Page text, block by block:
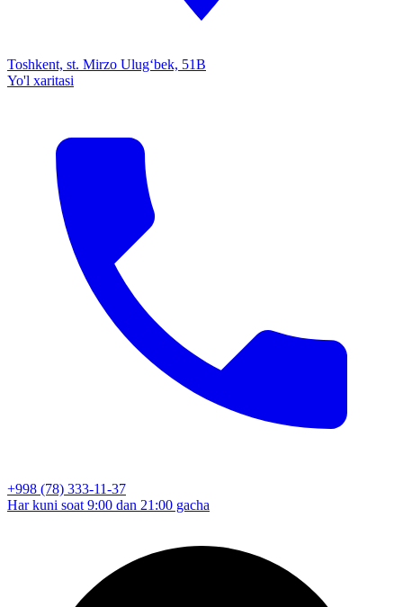
Toshkent, st. Mirzo Ulug‘bek, 51B
Yo'l xaritasi
+998 (78) 333-11-37
Har kuni soat 9:00 dan 21:00 gacha